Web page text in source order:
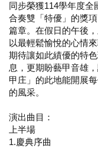
同步榮獲114學年度全
合奏雙「特優」的獎
篇章。在假日的午後
以最輕鬆愉悅的心情
期待讓如此績優的特
息，更期盼藝甲音雄
甲庄」的此地能開展
的風采。
演出曲目：
上半場
1.慶典序曲